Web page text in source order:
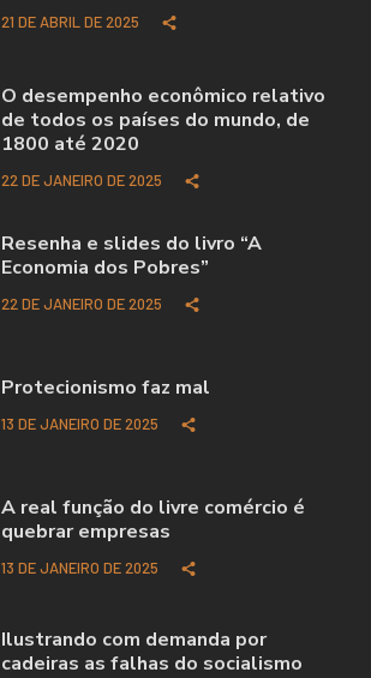
21 DE ABRIL DE 2025
O desempenho econômico relativo
de todos os países do mundo, de
1800 até 2020
22 DE JANEIRO DE 2025
Resenha e slides do livro “A
Economia dos Pobres”
22 DE JANEIRO DE 2025
Protecionismo faz mal
13 DE JANEIRO DE 2025
A real função do livre comércio é
quebrar empresas
13 DE JANEIRO DE 2025
Ilustrando com demanda por
cadeiras as falhas do socialismo